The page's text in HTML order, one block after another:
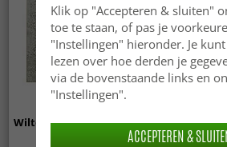
Wilton - Mateur (beige) Wilton
Klik op "Accepteren & sluiten"
toe te staan, of pas je
"Instellingen" hieronder. Je
lezen over hoe derden je
via de bovenstaande links en
"Instellingen".
ACCEPTEREN &